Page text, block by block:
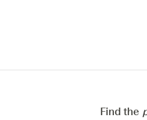
Find the
Paramétrer mes
Refuser tout